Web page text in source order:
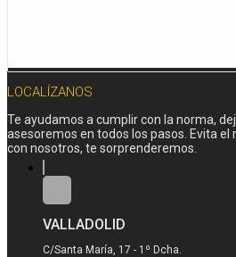
LOCALÍZANOS
Te ayudamos a cumplir con la norma,
asesoremos en todos los pasos. Evita
con nosotros, te sorprenderemos.
VALLADOLID
C/Santa María, 17 - 1º Dcha.